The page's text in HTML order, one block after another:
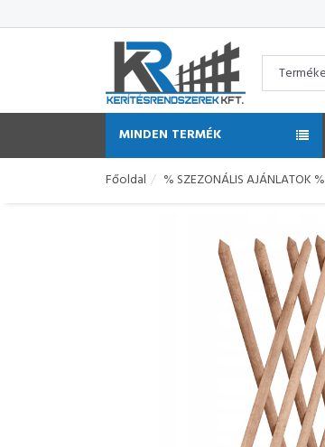
MINDEN TERMÉK
Főoldal % SZEZONÁLIS AJÁNLATOK %